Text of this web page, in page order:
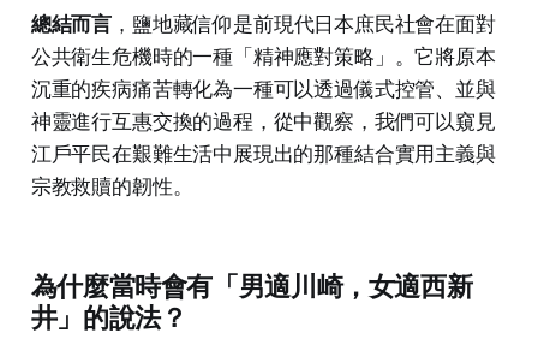
總結而言 ，鹽地藏信仰是前現代日本庶民社會在面對
公共衛生危機時的一種「精神應對策略」。它將原本
沉重的疾病痛苦轉化為一種可以透過儀式控管、並與
神靈進行互惠交換的過程，從中觀察，我們可以窺見
江戶平民在艱難生活中展現出的那種結合實用主義與
宗教救贖的韌性。
為什麼當時會有「男適川崎，女適西新
井」的說法？